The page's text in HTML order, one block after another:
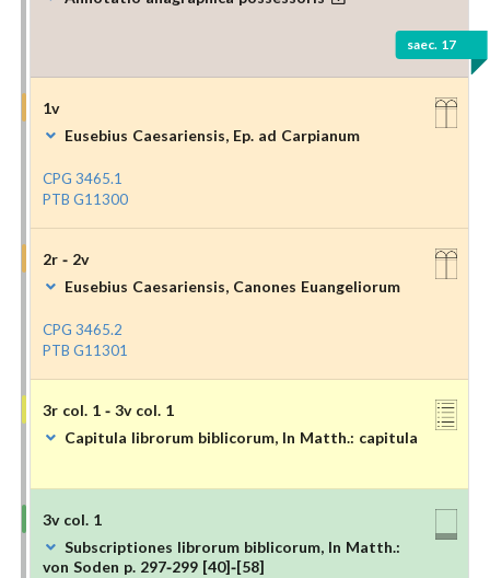
saec. 17
1v
Eusebius Caesariensis, Ep. ad Carpianum
CPG 3465.1
PTB G11300
2r - 2v
Eusebius Caesariensis, Canones Euangeliorum
CPG 3465.2
PTB G11301
3r col. 1 - 3v col. 1
Capitula librorum biblicorum, In Matth.: capitula
3v col. 1
Subscriptiones librorum biblicorum, In Matth.:
von Soden p. 297-299 [40]-[58]